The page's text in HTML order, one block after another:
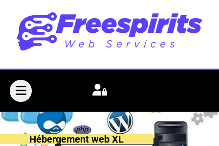
Hébergement web XL